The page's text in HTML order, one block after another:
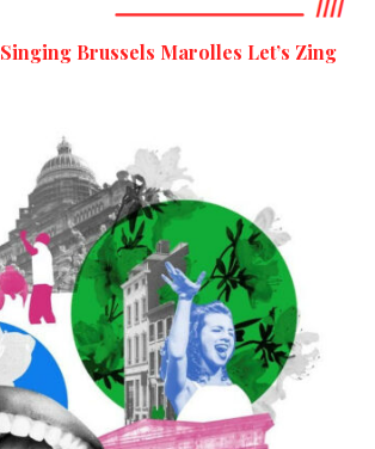
Brussels Marolles Let’s Zing